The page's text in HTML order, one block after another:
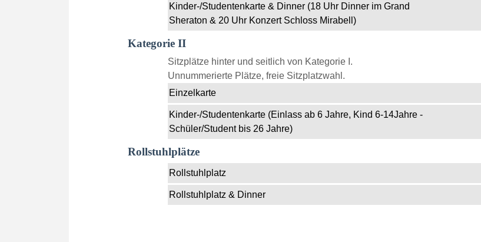
Kinder-/Studentenkarte & Dinner (18 Uhr Dinner im Grand
Sheraton & 20 Uhr Konzert Schloss Mirabell)
Kategorie II
Sitzplätze hinter und seitlich von Kategorie I.
Unnummerierte Plätze, freie Sitzplatzwahl.
Einzelkarte
Kinder-/Studentenkarte (Einlass ab 6 Jahre, Kind 6-14Jahre -
Schüler/Student bis 26 Jahre)
Rollstuhlplätze
Rollstuhlplatz
Rollstuhlplatz & Dinner